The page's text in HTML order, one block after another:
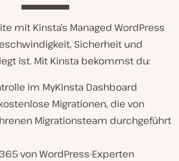
mit Kinsta’s Managed WordPress
Sicherheit und
ist. Mit Kinsta bekommst du:
im MyKinsta Dashboard
Migrationen, die von
Migrationsteam durchgeführt
von WordPress-Experten